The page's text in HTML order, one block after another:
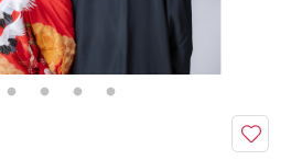
の他含むもの
ニエなど）、スタジオシーン利用（1シー
ーズナブルに叶える洋装スタジオフォト。
ェディングプランです。